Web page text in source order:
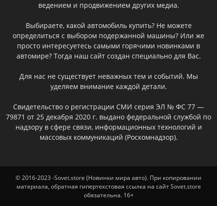
ведением и продвижением других медиа.
Выбираете, какой автомобиль купить? Не можете
определиться с выбором подержанной машины? Или же
просто интересуетесь самыми горячими новинками в
автомире? Тогда наш сайт создан специально для Вас.
Для нас не существует неважных тем и событий. Мы
уделяем внимание каждой детали.
Свидетельство о регистрации СМИ серия ЭЛ № ФС 77 —
79871 от 25 декабря 2020 г. выдано федеральной службой по
надзору в сфере связи, информационных технологий и
массовых коммуникаций (Роскомнадзор).
© 2016-2023 -Sovet.store (Новинки мира авто). При копировании
материала, обратная гипертекстовая ссылка на сайт Sovet.store
обязательна. 16+